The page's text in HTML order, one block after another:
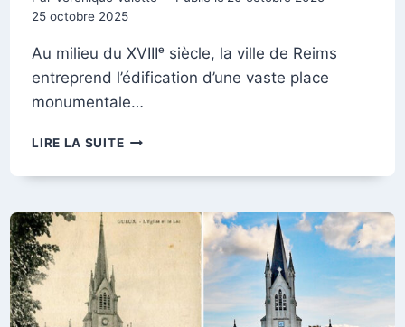
25 octobre 2025
Au milieu du XVIIIᵉ siècle, la ville de Reims
entreprend l’édification d’une vaste place
monumentale…
LIRE LA SUITELA
ROYALE
REIMS
ACHÈVEMENT